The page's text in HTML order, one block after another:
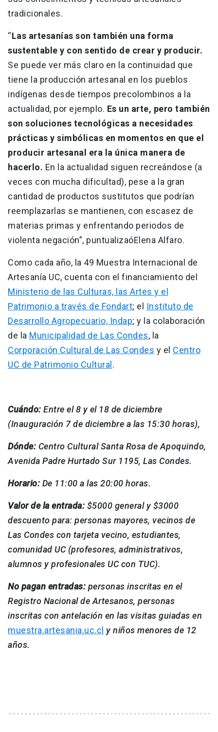
tradicionales.
“Las artesanías son también una forma
sustentable y con sentido de crear y producir.
Se puede ver más claro en la continuidad que
tiene la producción artesanal en los pueblos
indígenas desde tiempos precolombinos a la
actualidad, por ejemplo. Es un arte, pero también
son soluciones tecnológicas a necesidades
prácticas y simbólicas en momentos en que el
producir artesanal era la única manera de
hacerlo. En la actualidad siguen recreándose (a
veces con mucha dificultad), pese a la gran
cantidad de productos sustitutos que podrían
reemplazarlas se mantienen, con escasez de
materias primas y enfrentando periodos de
violenta negación”, puntualizaóElena Alfaro.
Como cada año, la 49 Muestra Internacional de
Artesanía UC, cuenta con el financiamiento del
Ministerio de las Culturas, las Artes y el
Patrimonio a través de Fondart; el
Instituto de
Desarrollo Agropecuario, Indap; y la colaboración
de la Municipalidad de Las Condes, la
Corporación Cultural de Las Condes y el Centro
UC de Patrimonio Cultural .
Cuándo: Entre el 8 y el 18 de diciembre
(Inauguración 7 de diciembre a las 15:30 horas),
Dónde: Centro Cultural Santa Rosa de Apoquindo,
Avenida Padre Hurtado Sur 1195, Las Condes.
Horario: De 11:00 a las 20:00 horas.
Valor de la entrada: $5000 general y $3000
descuento para: personas mayores, vecinos de
Las Condes con tarjeta vecino, estudiantes,
comunidad UC (profesores, administrativos,
alumnos y profesionales UC con TUC).
No pagan entradas: personas inscritas en el
Registro Nacional de Artesanos, personas
inscritas con antelación en las visitas guiadas en
muestra.artesania.uc.cl y niños menores de 12
años.